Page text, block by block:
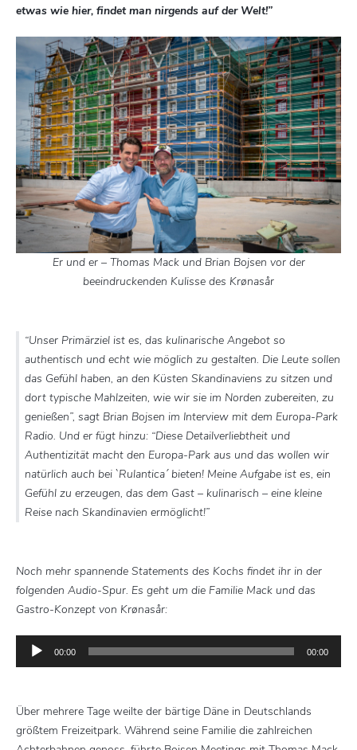
etwas wie hier, findet man nirgends auf der Welt!”
Er und er – Thomas Mack und Brian Bojsen vor der
beeindruckenden Kulisse des Krønasår
“Unser Primärziel ist es, das kulinarische Angebot so
authentisch und echt wie möglich zu gestalten. Die Leute sollen
das Gefühl haben, an den Küsten Skandinaviens zu sitzen und
dort typische Mahlzeiten, wie wir sie im Norden zubereiten, zu
genießen”, sagt Brian Bojsen im Interview mit dem Europa-Park
Radio. Und er fügt hinzu: “Diese Detailverliebtheit und
Authentizität macht den Europa-Park aus und das wollen wir
natürlich auch bei `Rulantica´ bieten! Meine Aufgabe ist es, ein
Gefühl zu erzeugen, das dem Gast – kulinarisch – eine kleine
Reise nach Skandinavien ermöglicht!”
Noch mehr spannende Statements des Kochs findet ihr in der
folgenden Audio-Spur. Es geht um die Familie Mack und das
Gastro-Konzept von Krønasår:
Audio-
00:00 00:00
Über mehrere Tage weilte der bärtige Däne in Deutschlands
größtem Freizeitpark. Während seine Familie die zahlreichen